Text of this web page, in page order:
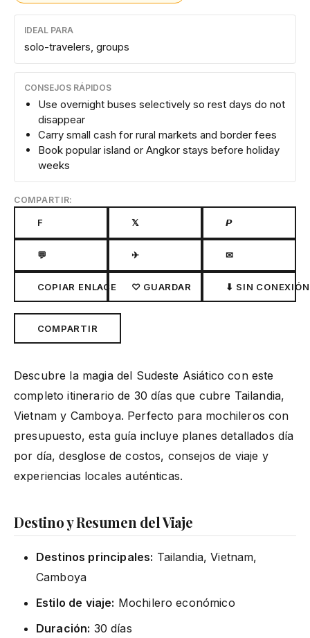
IDEAL PARA
solo-travelers, groups
CONSEJOS RÁPIDOS
Use overnight buses selectively so rest days do not
disappear
Carry small cash for rural markets and border fees
Book popular island or Angkor stays before holiday
weeks
COMPARTIR:
F 𝕏 𝙋
💬 ✈ ✉
COPIAR ENLACE ♡ GUARDAR ⬇ SIN CONEXIÓN
COMPARTIR
Descubre la magia del Sudeste Asiático con este
completo itinerario de 30 días que cubre Tailandia,
Vietnam y Camboya. Perfecto para mochileros con
presupuesto, esta guía incluye planes detallados día
por día, desglose de costos, consejos de viaje y
experiencias locales auténticas.
Destino y Resumen del Viaje
Destinos principales: Tailandia, Vietnam,
Camboya
Estilo de viaje: Mochilero económico
Duración: 30 días